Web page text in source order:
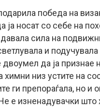
победа на
ја носат со себе на
сила на
и
да ја признае
низ устите на
ги препораѓала, но и
е изненадувачки што